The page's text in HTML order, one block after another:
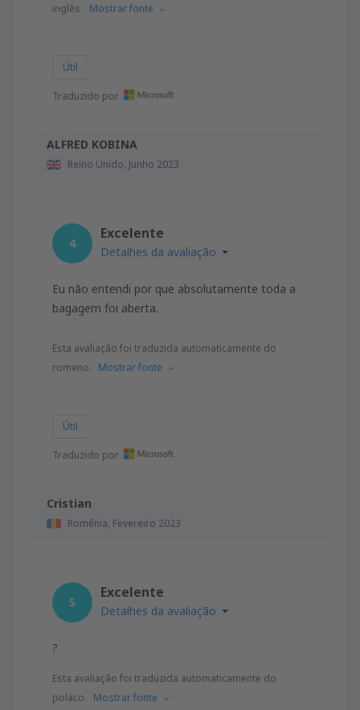
ALFRED KOBINA
Reino Unido, Junho 2023
inglês. Mostrar fonte
Útil
Traduzido por
Cristian
Romênia, Fevereiro 2023
4
Excelente
Detalhes da avaliação
Eu não entendi por que absolutamente toda a
bagagem foi aberta.
Esta avaliação foi traduzida automaticamente do
romeno. Mostrar fonte
Útil
Traduzido por
5
Excelente
Detalhes da avaliação
?
Esta avaliação foi traduzida automaticamente do
polaco. Mostrar fonte